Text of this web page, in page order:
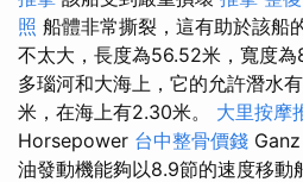
照 船體非常撕裂，這有助於該船
不太大，長度為56.52米，寬度為
多瑙河和大海上，它的允許潛水
米，在海上有2.30米。 大里按摩
Horsepower 台中整骨價錢 Ganz
油發動機能夠以8.9節的速度移動